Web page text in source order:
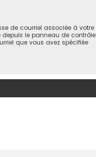
de courriel associée à votre
depuis le panneau de contrôle
que vous avez spécifiée